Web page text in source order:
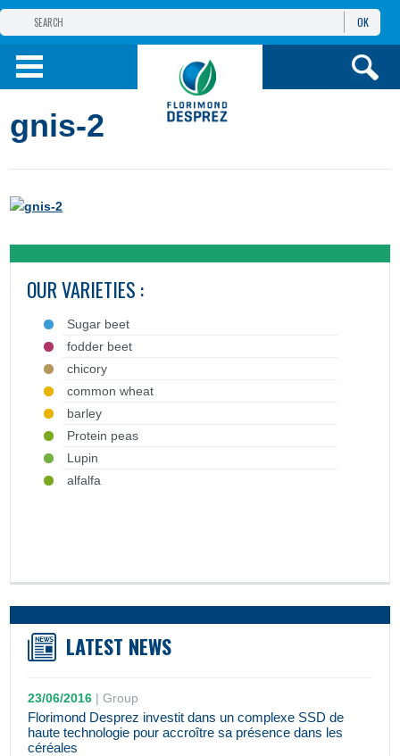
FLORIMOND DESPREZ
FLORIMOND DESPREZ CEI
ИНФОРМАЦИЯ И
OK
gnis-2
OUR VARIETIES :
Sugar beet
fodder beet
chicory
common wheat
barley
Protein peas
Lupin
alfalfa
LATEST NEWS
23/06/2016 |Group
Florimond Desprez investit dans un complexe SSD de
haute technologie pour accroître sa présence dans les
céréales